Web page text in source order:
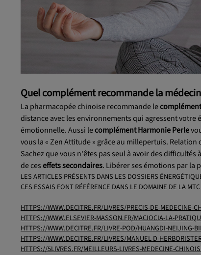
Quel complément recommande la
La pharmacopée chinoise recommande le
distance avec les environnements qui agressent
émotionnelle. Aussi lecomplément Harmonie Perle
vous la « Zen Attitude » grâce au millepertuis.
Sachez que vous n'êtes pas seul à avoir des
de ceseffets secondaires. Libérer ses émotions par la
LES ARTICLES PRÉSENTS DANS LES DOSSIERS
CES ESSAIS FONT RÉFÉRENCE DANS LE DOMAINE DE LA
HTTPS://WWW.DECITRE.FR/LIVRES/PRECIS-DE-MEDECINE-
HTTPS://WWW.ELSEVIER-MASSON.FR/MACIOCIA-LA-
HTTPS://WWW.DECITRE.FR/LIVRE-POD/HUANGDI-NEIJING-
HTTPS://WWW.DECITRE.FR/LIVRES/MANUEL-D-
HTTPS://5LIVRES.FR/MEILLEURS-LIVRES-MEDECINE-